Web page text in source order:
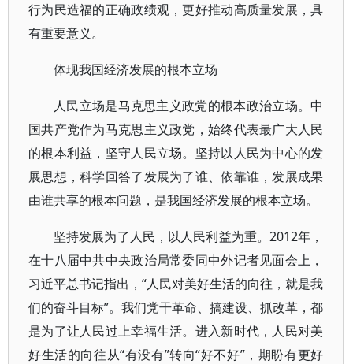
行为民造福的正确政绩观，更好推动高质量发展，具
有重要意义。
体现我国经济发展的根本立场
人民立场是马克思主义政党的根本政治立场。中
国共产党作为马克思主义政党，始终代表最广大人民
的根本利益，坚守人民立场。坚持以人民为中心的发
展思想，科学回答了发展为了谁、依靠谁，发展成果
由谁共享的根本问题，是我国经济发展的根本立场。
坚持发展为了人民，以人民利益为重。2012年，
在十八届中共中央政治局常委同中外记者见面会上，
习近平总书记指出，“人民对美好生活的向往，就是我
们的奋斗目标”。我们党干革命、搞建设、抓改革，都
是为了让人民过上幸福生活。进入新时代，人民对美
好生活的向往从“有没有”转向“好不好”，期盼有更好